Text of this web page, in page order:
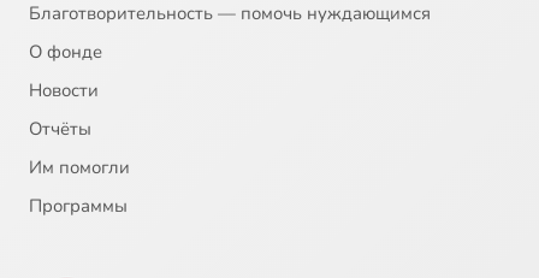
Благотворительность — помочь нуждающимся
О фонде
Новости
Отчёты
Им помогли
Программы